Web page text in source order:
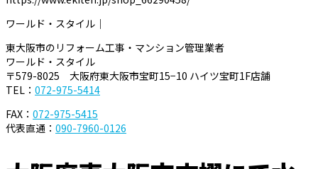
ワールド・スタイル｜
東大阪市のリフォーム工事・マンション管理業者
ワールド・スタイル
〒579-8025 大阪府東大阪市宝町15−10 ハイツ宝町1F店舗
TEL： 072-975-5414
FAX： 072-975-5415
代表直通： 090-7960-0126